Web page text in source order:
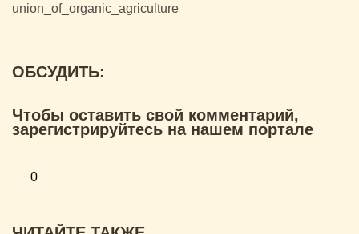
union_of_organic_agriculture
ОБСУДИТЬ:
Чтобы оставить свой комментарий,
зарегистрируйтесь на нашем портале
0